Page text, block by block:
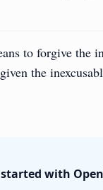
to forgive the
the
with